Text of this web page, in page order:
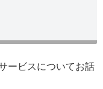
ービスについてお話